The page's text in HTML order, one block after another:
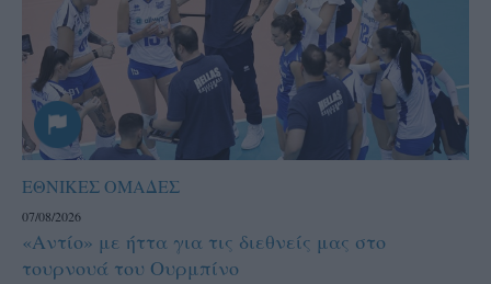
ΕΘΝΙΚΕΣ ΟΜΑΔΕΣ
07/08/2026
«Αντίο» με ήττα για τις διεθνείς μας στο
τουρνουά του Ουρμπίνο